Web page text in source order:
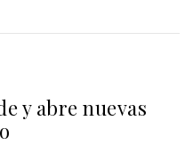
y abre nuevas